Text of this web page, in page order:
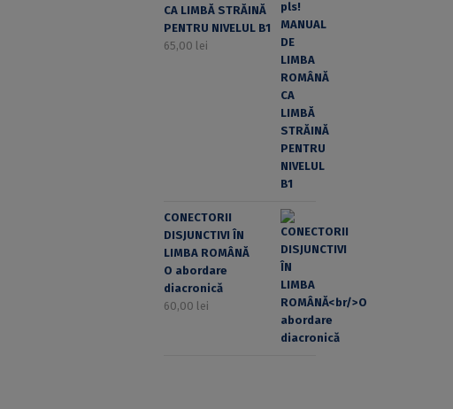
CA LIMBĂ STRĂINĂ
PENTRU NIVELUL B1
65,00 lei
CONECTORII
DISJUNCTIVI ÎN
LIMBA ROMÂNĂ
O abordare
diacronică
60,00 lei